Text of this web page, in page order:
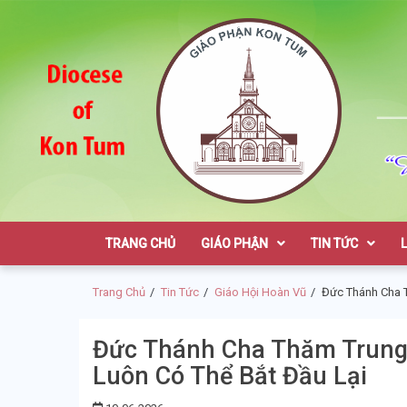
Giáo Phận
TRANG CHỦ GIÁO PHẬN TIN TỨC
Trang Chủ Tin Tức Giáo Hội Hoàn Vũ Đức Thánh Cha
Đức Thánh Cha Thăm
Luôn Có Thể Bắt Đầu Lại